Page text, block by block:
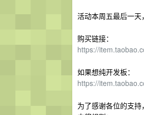
活动本周五最后一
购买链接：
https://
如果想纯开发板：
https://
为了感谢各位的支持